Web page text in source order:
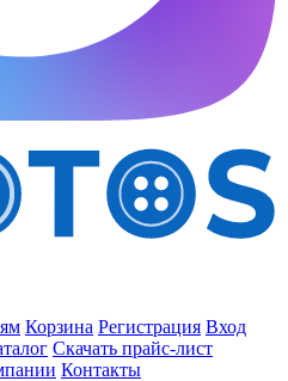
Корзина Регистрация Вход
Скачать прайс-лист
Контакты